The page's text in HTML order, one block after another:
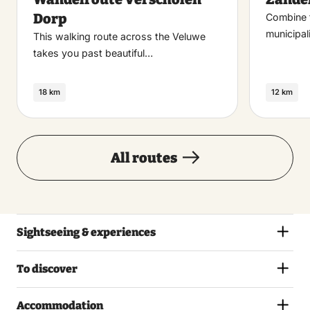
Dorp
This walking route across the Veluwe
takes you past beautiful…
18 km 12 km
All routes
Sightseeing & experiences
To discover
Accommodation